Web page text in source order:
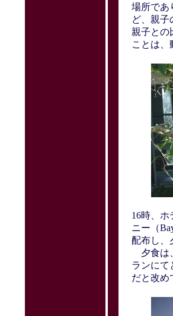
場所であ
ど、親子
親子との
ことは、
16時、
ニー（
配布し、
夕食は
ランにて
だと改め